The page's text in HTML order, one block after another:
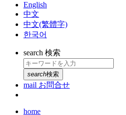
English
中文
中文(繁體字)
한국어
search 検索
search検索
mail お問合せ
home